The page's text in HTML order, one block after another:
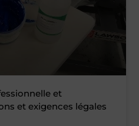
et
et exigences légales